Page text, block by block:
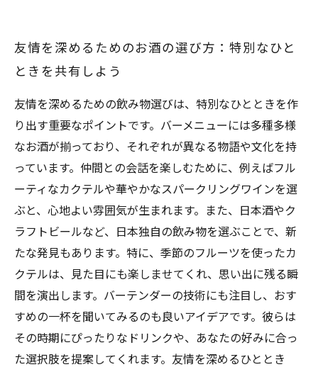
友情を深めるためのお酒の選び方：特別なひと
ときを共有しよう
友情を深めるための飲み物選びは、特別なひとときを作
り出す重要なポイントです。バーメニューには多種多様
なお酒が揃っており、それぞれが異なる物語や文化を持
っています。仲間との会話を楽しむために、例えばフル
ーティなカクテルや華やかなスパークリングワインを選
ぶと、心地よい雰囲気が生まれます。また、日本酒やク
ラフトビールなど、日本独自の飲み物を選ぶことで、新
たな発見もあります。特に、季節のフルーツを使ったカ
クテルは、見た目にも楽しませてくれ、思い出に残る瞬
間を演出します。バーテンダーの技術にも注目し、おす
すめの一杯を聞いてみるのも良いアイデアです。彼らは
その時期にぴったりなドリンクや、あなたの好みに合っ
た選択肢を提案してくれます。友情を深めるひととき